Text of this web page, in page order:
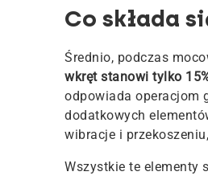
Co składa
Średnio, podczas
wkręt stanowi tylko
odpowiada operacjom
dodatkowych
wibracje i
Wszystkie te elementy